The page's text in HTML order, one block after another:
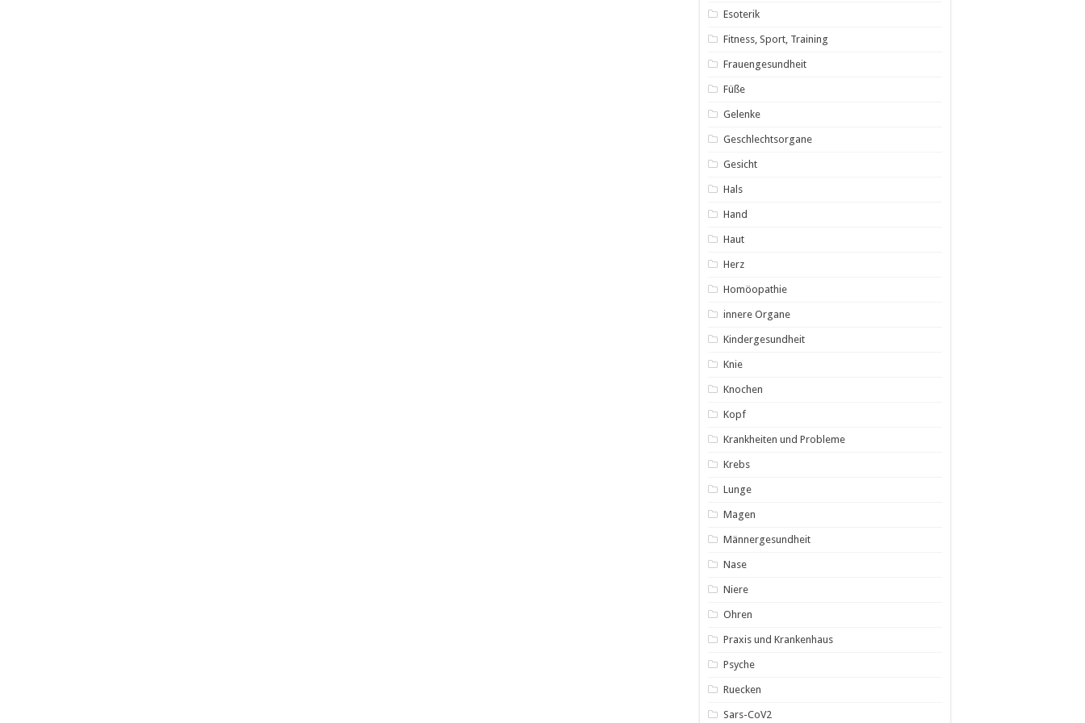
Esoterik
Fitness, Sport, Training
Frauengesundheit
Füße
Gelenke
Geschlechtsorgane
Gesicht
Hals
Hand
Haut
Herz
Homöopathie
innere Organe
Kindergesundheit
Knie
Knochen
Kopf
Krankheiten und Probleme
Krebs
Lunge
Magen
Männergesundheit
Nase
Niere
Ohren
Praxis und Krankenhaus
Psyche
Ruecken
Sars-CoV2